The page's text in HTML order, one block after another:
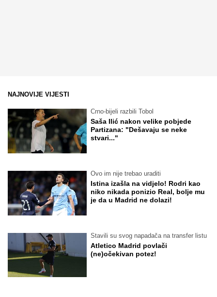
NAJNOVIJE VIJESTI
Crno-bijeli razbili Tobol
Saša Ilić nakon velike pobjede
Partizana: "Dešavaju se neke
stvari..."
Ovo im nije trebao uraditi
Istina izašla na vidjelo! Rodri kao
niko nikada ponizio Real, bolje mu
je da u Madrid ne dolazi!
Stavili su svog napadača na transfer listu
Atletico Madrid povlači
(ne)očekivan potez!